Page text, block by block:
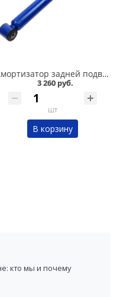
Амортизатор задней подвески 2108-09 /комфорт/ газомасляный DEMFI в Омске
3 260 руб.
шт
В корзину
кто мы и почему